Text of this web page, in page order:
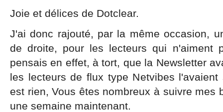
Joie et délices de Dotclear.
J'ai donc rajouté, par la même occasion,
de droite, pour les lecteurs qui n'aiment
pensais en effet, à tort, que la Newsletter
les lecteurs de flux type Netvibes
est rien, Vous êtes nombreux à suivre mes
une semaine maintenant.